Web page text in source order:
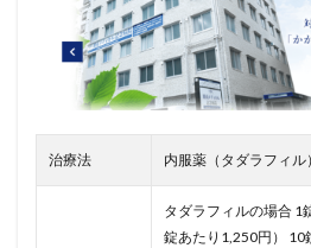
治療法 内服薬（タダラフィル
タダラフィルの場合 1
錠あたり1,250円） 10